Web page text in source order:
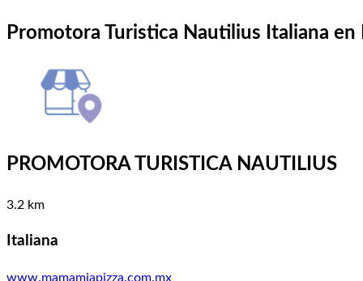
Promotora Turistica Nautilius Italiana en
PROMOTORA TURISTICA NAUTILIUS
3.2 km
Italiana
www.mamamiapizza.com.mx